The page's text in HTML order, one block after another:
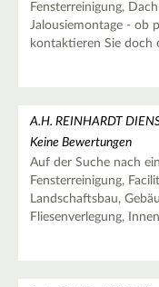
Fensterreinigung,
Jalousiemontage - ob
kontaktieren Sie doch
A.H. REINHARDT
Keine Bewertungen
Auf der Suche nach
Fensterreinigung,
Landschaftsbau,
Fliesenverlegung,